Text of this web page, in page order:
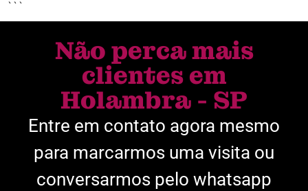
```
Não perca mais
clientes em
Holambra - SP
Entre em contato agora mesmo
para marcarmos uma visita ou
conversarmos pelo whatsapp